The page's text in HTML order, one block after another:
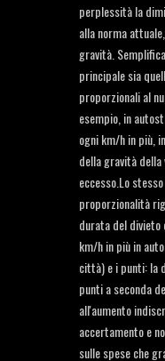
perplessità la
alla norma
gravità.
principale sia
proporzionali al
esempio, in
ogni km/h in più,
della gravità
eccesso.Lo
proporzionalità
durata del
km/h in più in
città) e i punti: la
punti a seconda
all'aumento
accertamento e
sulle spese che